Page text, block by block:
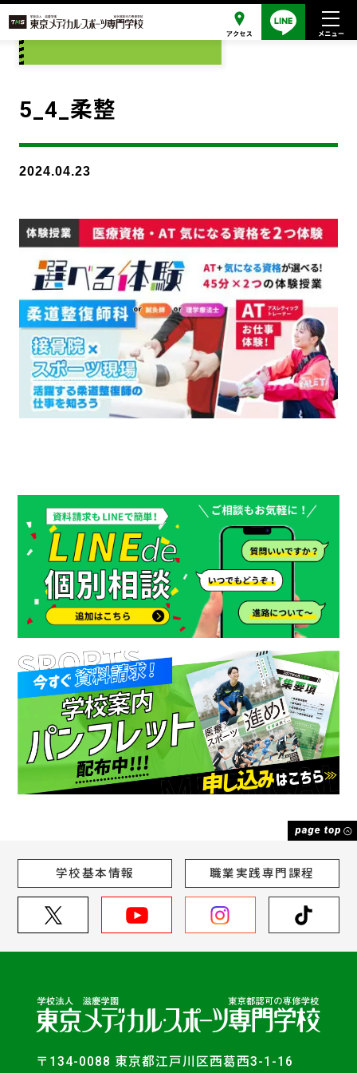
添付ファイル
5_4_柔整
2024.04.23
学校基本情報 職業実践専門課程
〒134-0088 東京都江戸川区西葛西3-1-16